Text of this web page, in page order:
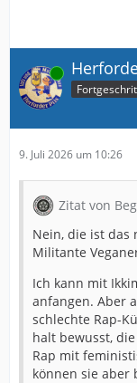
Online
9. Juli 2026 um 10:26
Zitat von
Nein, die ist das
Militante
Ich kann mit
anfangen. Aber
schlechte Rap-
halt bewusst,
Rap mit
können sie aber